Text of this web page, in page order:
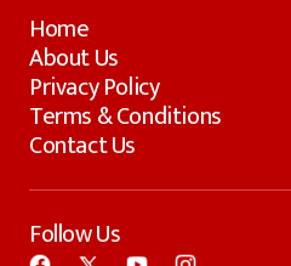
Home
About Us
Privacy Policy
Terms & Conditions
Contact Us
Follow Us